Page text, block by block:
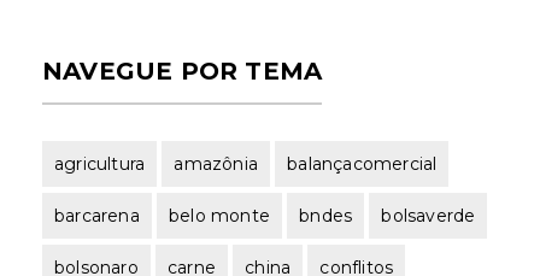
NAVEGUE POR TEMA
agricultura amazônia balançacomercial
barcarena belo monte bndes bolsaverde
bolsonaro carne china conflitos